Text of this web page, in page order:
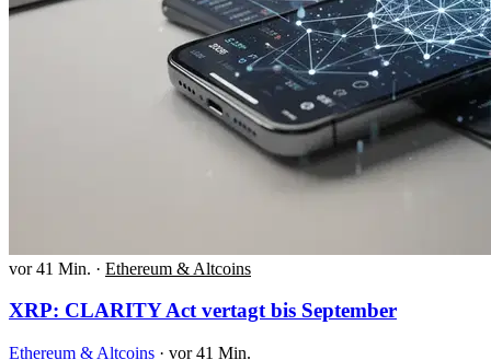
vor 41 Min. · Ethereum & Altcoins
XRP: CLARITY Act vertagt bis September
Ethereum & Altcoins · vor 41 Min.